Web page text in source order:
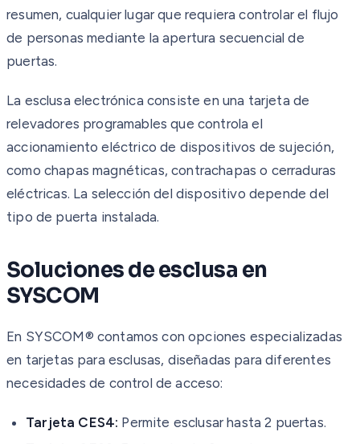
resumen, cualquier lugar que requiera controlar el flujo
de personas mediante la apertura secuencial de
puertas.
La esclusa electrónica consiste en una tarjeta de
relevadores programables que controla el
accionamiento eléctrico de dispositivos de sujeción,
como chapas magnéticas, contrachapas o cerraduras
eléctricas. La selección del dispositivo depende del
tipo de puerta instalada.
Soluciones de esclusa en
SYSCOM
En SYSCOM® contamos con opciones especializadas
en tarjetas para esclusas, diseñadas para diferentes
necesidades de control de acceso:
Tarjeta CES4: Permite esclusar hasta 2 puertas.